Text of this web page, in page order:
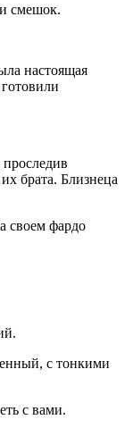
смешок.
настоящая
брата. Близнеца
фардо
с тонкими
с вами.